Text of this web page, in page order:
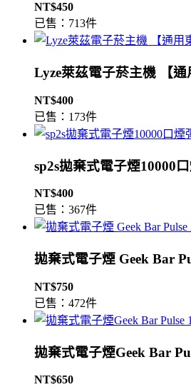
NT$450
已售：713件
Lyze萊茲電子菸主機 【
NT$400
已售：173件
sp2s拋棄式電子煙10000
NT$400
已售：367件
拋棄式電子煙 Geek Bar
NT$750
已售：472件
拋棄式電子煙Geek Bar
NT$650